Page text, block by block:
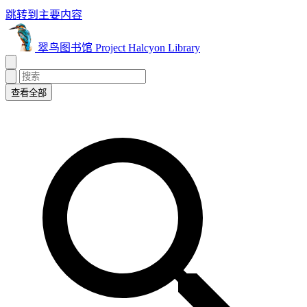
跳转到主要内容
翠鸟图书馆 Project Halcyon Library
查看全部